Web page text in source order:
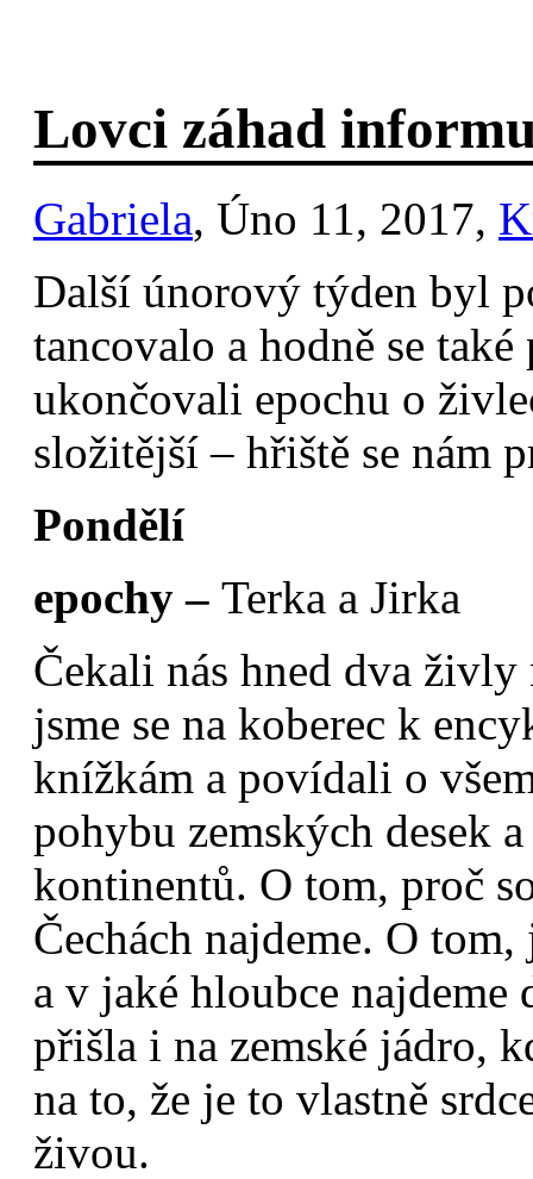
Lovci záhad
Gabriela, Úno 11, 2017,
Další únorový týden byl
tancovalo a hodně se
ukončovali epochu o
složitější – hřiště se nám
Pondělí
epochy – Terka a Jirka
Čekali nás hned dva živly
jsme se na koberec k
knížkám a povídali o
pohybu zemských desek
kontinentů. O tom, proč
Čechách najdeme. O
a v jaké hloubce najdeme
přišla i na zemské jádro,
na to, že je to vlastně
živou.